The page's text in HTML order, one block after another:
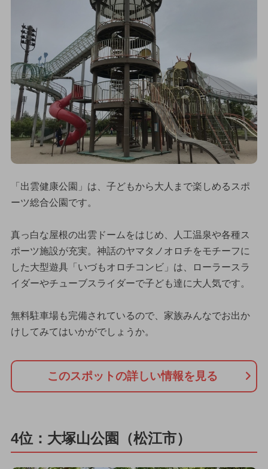
「出雲健康公園」は、子どもから大人まで楽しめるスポ
ーツ総合公園です。
真っ白な屋根の出雲ドームをはじめ、人工温泉や各種ス
ポーツ施設が充実。神話のヤマタノオロチをモチーフに
した大型遊具「いづもオロチコンビ」は、ローラースラ
イダーやチューブスライダーで子ども達に大人気です。
無料駐車場も完備されているので、家族みんなでお出か
けしてみてはいかがでしょうか。
このスポットの詳しい情報を見る
4位：大塚山公園（松江市）